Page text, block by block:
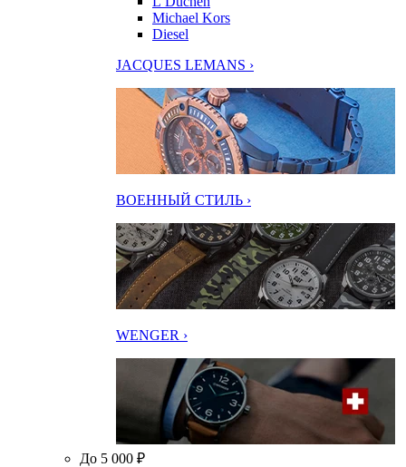
Michael Kors
Diesel
JACQUES LEMANS ›
ВОЕННЫЙ СТИЛЬ ›
WENGER ›
До 5 000 ₽